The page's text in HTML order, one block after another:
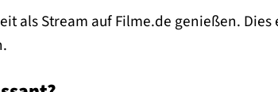
als Stream auf Filme.de genießen.